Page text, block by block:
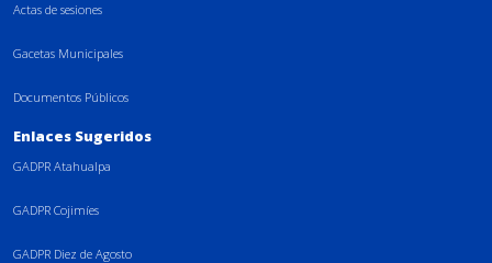
Actas de sesiones
Gacetas Municipales
Documentos Públicos
Enlaces Sugeridos
GADPR Atahualpa
GADPR Cojimíes
GADPR Diez de Agosto